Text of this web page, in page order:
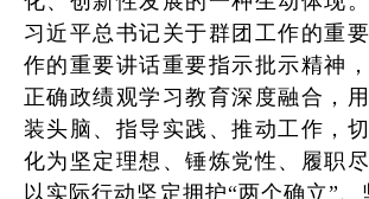
习近平总书记关于群团工作的重
作的重要讲话重要指示批示精神
正确政绩观学习教育深度融合，
装头脑、指导实践、推动工作，
化为坚定理想、锤炼党性、履职
以实际行动坚定拥护“两个确立”